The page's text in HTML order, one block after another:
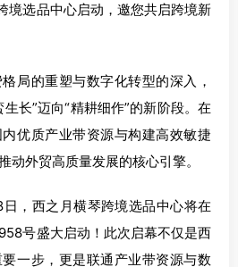
境选品中心启动，邀您共启跨境新
局的重塑与数字化转型的深入，
长”迈向“精耕细作”的新阶段。在
优质产业带资源与构建高效敏捷
动外贸高质量发展的核心引擎。
，西之月横琴跨境选品中心将在
号盛大启动！此次启幕不仅是西
一步，更是联通产业带资源与数